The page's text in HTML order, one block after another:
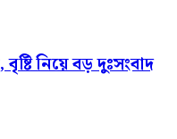
নিয়ে বড় দুঃসংবাদ